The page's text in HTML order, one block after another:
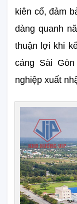
kiên cố, đảm
dàng quanh
thuận lợi khi
cảng Sài
nghiệp xuất